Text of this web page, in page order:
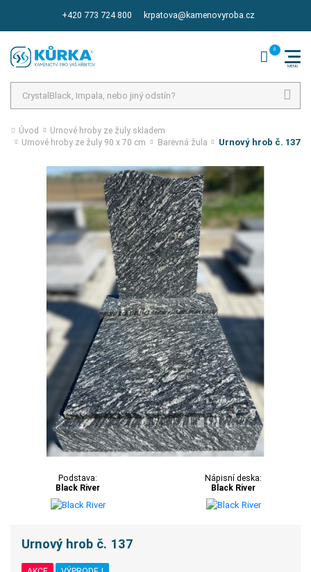
+420 773 724 800 krpatova@kamenovyroba.cz
Úvod
Urnové hroby ze žuly skladem
Urnové hroby ze žuly 90 x 70 cm
Barevná žula Urnový hrob č. 137
Podstava:
Black River
Nápisní deska:
Black River
Urnový hrob č. 137